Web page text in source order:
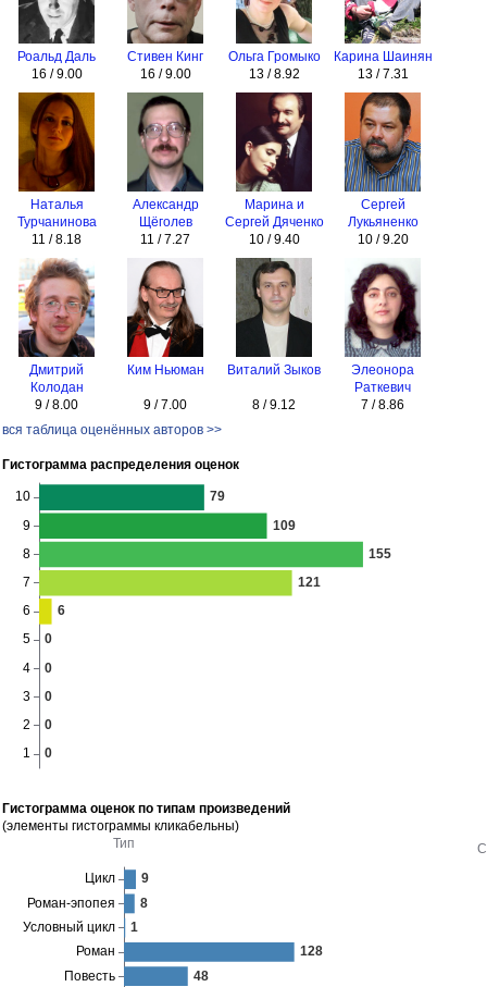
Роальд Даль
16 / 9.00
Стивен Кинг
16 / 9.00
Ольга Громыко
13 / 8.92
Карина Шаинян
13 / 7.31
Наталья
Турчанинова
11 / 8.18
Александр
Щёголев
11 / 7.27
Марина и
Сергей Дяченко
10 / 9.40
Сергей
Лукьяненко
10 / 9.20
Дмитрий
Колодан
9 / 8.00
Ким Ньюман
9 / 7.00
Виталий Зыков
8 / 9.12
Элеонора
Раткевич
7 / 8.86
вся таблица оценённых авторов >>
Гистограмма распределения оценок
Гистограмма оценок по типам произведений
(элементы гистограммы кликабельны)